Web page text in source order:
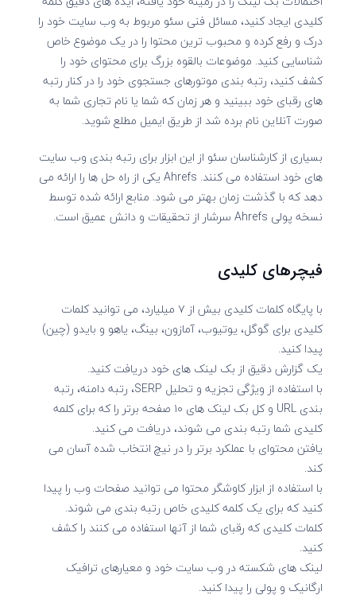
کلیدی ایجاد کنید، مسائل فنی سئو مربوط به وب سایت خود را
درک و رفع کرده و محبوب ترین محتوا را در یک موضوع خاص
شناسایی کنید. موضوعات بالقوه بزرگ برای محتوای خود را
کشف کنید، رتبه بندی موتورهای جستجوی خود را در کنار رتبه
های رقبای خود ببینید و هر زمان که شما یا نام تجاری شما به
صورت آنلاین نام برده شد از طریق ایمیل مطلع شوید.
بسیاری از کارشناسان سئو از این ابزار برای رتبه بندی وب سایت
های خود استفاده می کنند. Ahrefs یکی از راه حل ها را ارائه می
دهد که با گذشت زمان بهتر می شود. منابع ارائه شده توسط
نسخه پولی Ahrefs سرشار از تحقیقات و دانش عمیق است.
فیچرهای کلیدی
با پایگاه کلمات کلیدی بیش از ۷ میلیارد، می توانید کلمات
کلیدی برای گوگل، یوتیوب، آمازون، بینگ، یاهو و بایدو (چین)
پیدا کنید.
یک گزارش دقیق از بک لینک های خود دریافت کنید.
با استفاده از ویژگی تجزیه و تحلیل SERP، رتبه دامنه، رتبه
بندی URL و کل بک لینک های ۱۰ صفحه برتر را که برای کلمه
کلیدی شما رتبه بندی می شوند، دریافت می کنید.
یافتن محتوای با عملکرد برتر را در نیچ انتخاب شده آسان می
کند.
با استفاده از ابزار کاوشگر محتوا می توانید صفحات وب را پیدا
کنید که برای یک کلمه کلیدی خاص رتبه بندی می شوند.
کلمات کلیدی که رقبای شما از آنها استفاده می کنند را کشف
کنید.
لینک های شکسته در وب سایت خود و معیارهای ترافیک
ارگانیک و پولی را پیدا کنید.